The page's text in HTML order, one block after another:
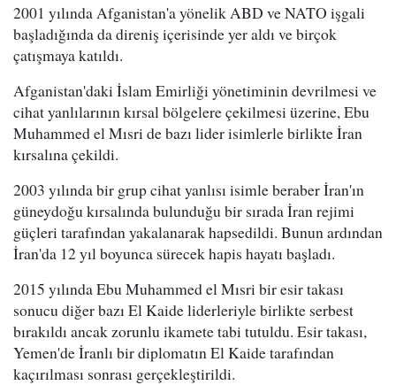
2001 yılında Afganistan'a yönelik ABD ve NATO işgali
başladığında da direniş içerisinde yer aldı ve birçok
çatışmaya katıldı.
Afganistan'daki İslam Emirliği yönetiminin devrilmesi ve
cihat yanlılarının kırsal bölgelere çekilmesi üzerine, Ebu
Muhammed el Mısri de bazı lider isimlerle birlikte İran
kırsalına çekildi.
2003 yılında bir grup cihat yanlısı isimle beraber İran'ın
güneydoğu kırsalında bulunduğu bir sırada İran rejimi
güçleri tarafından yakalanarak hapsedildi. Bunun ardından
İran'da 12 yıl boyunca sürecek hapis hayatı başladı.
2015 yılında Ebu Muhammed el Mısri bir esir takası
sonucu diğer bazı El Kaide liderleriyle birlikte serbest
bırakıldı ancak zorunlu ikamete tabi tutuldu. Esir takası,
Yemen'de İranlı bir diplomatın El Kaide tarafından
kaçırılması sonrası gerçekleştirildi.